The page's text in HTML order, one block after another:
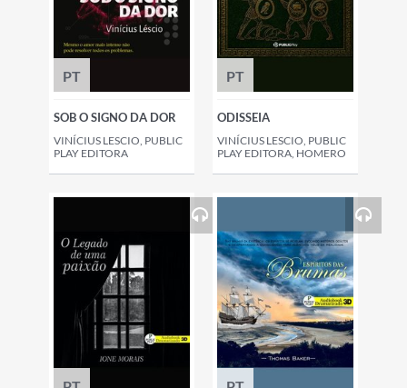
PT
SOB O SIGNO DA DOR
VINÍCIUS LESCIO, PUBLIC
PLAY EDITORA
PT
ODISSEIA
VINÍCIUS LESCIO, PUBLIC
PLAY EDITORA, HOMERO